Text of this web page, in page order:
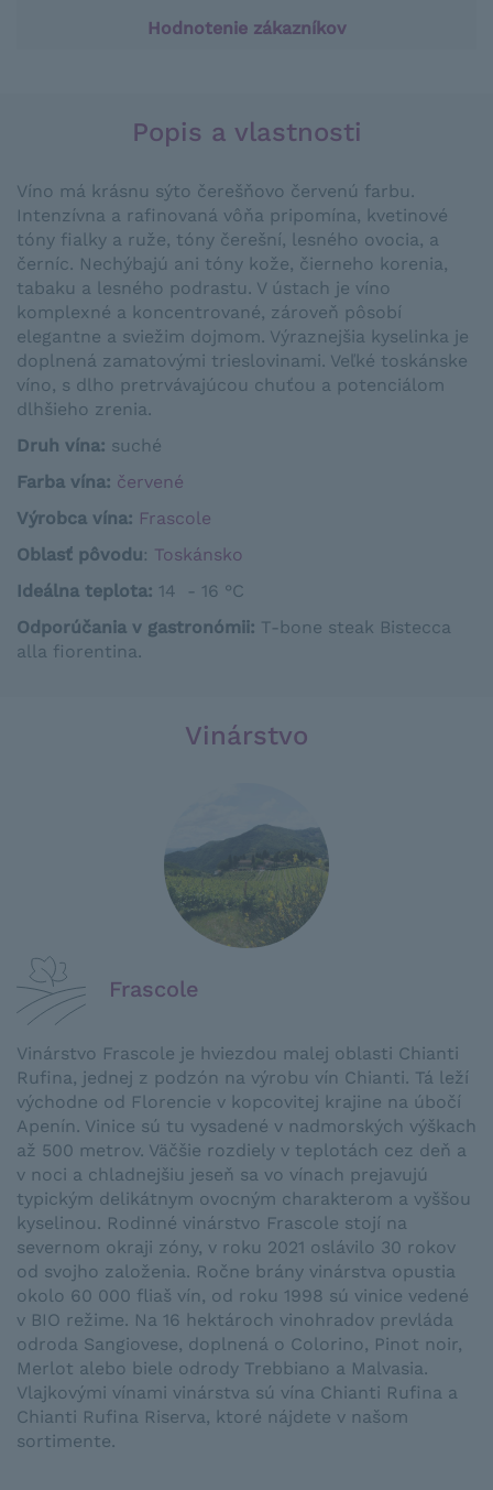
Hodnotenie zákazníkov
Popis a vlastnosti
Víno má krásnu sýto čerešňovo červenú farbu.
Intenzívna a rafinovaná vôňa pripomína, kvetinové
tóny fialky a ruže, tóny čerešní, lesného ovocia, a
černíc. Nechýbajú ani tóny kože, čierneho korenia,
tabaku a lesného podrastu. V ústach je víno
komplexné a koncentrované, zároveň pôsobí
elegantne a sviežim dojmom. Výraznejšia kyselinka je
doplnená zamatovými trieslovinami. Veľké toskánske
víno, s dlho pretrvávajúcou chuťou a potenciálom
dlhšieho zrenia.
Druh vína: suché
Farba vína: červené
Výrobca vína: Frascole
Oblasť pôvodu: Toskánsko
Ideálna teplota: 14 - 16 °C
Odporúčania v gastronómii: T - bone steak Bistecca
alla fiorentina.
Vinárstvo
Frascole
Vinárstvo Frascole je hviezdou malej oblasti Chianti
Rufina, jednej z podzón na výrobu vín Chianti. Tá leží
východne od Florencie v kopcovitej krajine na úbočí
Apenín. Vinice sú tu vysadené v nadmorských výškach
až 500 metrov. Väčšie rozdiely v teplotách cez deň a
v noci a chladnejšiu jeseň sa vo vínach prejavujú
typickým delikátnym ovocným charakterom a vyššou
kyselinou. Rodinné vinárstvo Frascole stojí na
severnom okraji zóny, v roku 2021 oslávilo 30 rokov
od svojho založenia. Ročne brány vinárstva opustia
okolo 60 000 fliaš vín, od roku 1998 sú vinice vedené
v BIO režime. Na 16 hektároch vinohradov prevláda
odroda Sangiovese, doplnená o Colorino, Pinot noir,
Merlot alebo biele odrody Trebbiano a Malvasia.
Vlajkovými vínami vinárstva sú vína Chianti Rufina a
Chianti Rufina Riserva, ktoré nájdete v našom
sortimente.